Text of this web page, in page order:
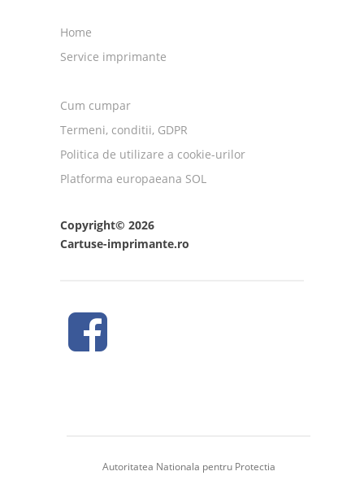
Home
Service imprimante
Cum cumpar
Termeni, conditii, GDPR
Politica de utilizare a cookie-urilor
Platforma europaeana SOL
Copyright© 2026
Cartuse-imprimante.ro
Autoritatea Nationala pentru Protectia